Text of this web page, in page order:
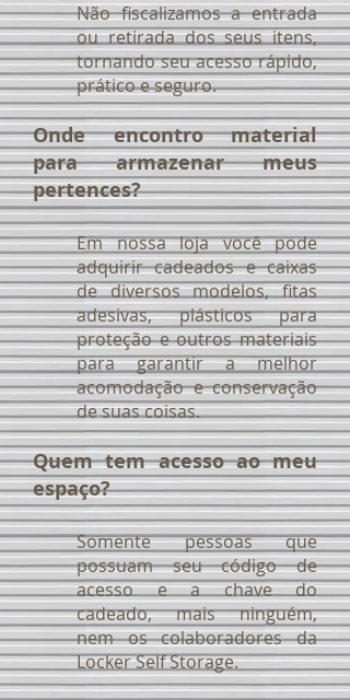
Não fiscalizamos a entrada
ou retirada dos seus itens,
tornando seu acesso rápido,
prático e seguro.
Onde encontro material
para armazenar meus
pertences?
Em nossa loja você pode
adquirir cadeados e caixas
de diversos modelos, fitas
adesivas, plásticos para
proteção e outros materiais
para garantir a melhor
acomodação e conservação
de suas coisas.
Quem tem acesso ao meu
espaço?
Somente pessoas que
possuam seu código de
acesso e a chave do
cadeado, mais ninguém,
nem os colaboradores da
Locker Self Storage.